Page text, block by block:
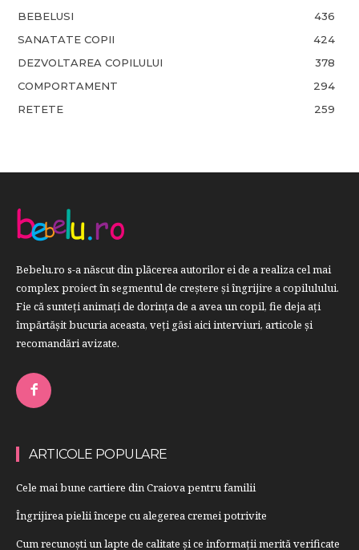
BEBELUSI
436
SANATATE COPII
424
DEZVOLTAREA COPILULUI
378
COMPORTAMENT
294
RETETE
259
Bebelu.ro s-a născut din plăcerea autorilor ei de a realiza cel mai
complex proiect în segmentul de creştere şi îngrijire a copilulului.
Fie că sunteţi animaţi de dorinţa de a avea un copil, fie deja aţi
împărtăşit bucuria aceasta, veți găsi aici interviuri, articole şi
recomandări avizate.
ARTICOLE POPULARE
Cele mai bune cartiere din Craiova pentru familii
Îngrijirea pielii începe cu alegerea cremei potrivite
Cum recunoști un lapte de calitate și ce informații merită verificate